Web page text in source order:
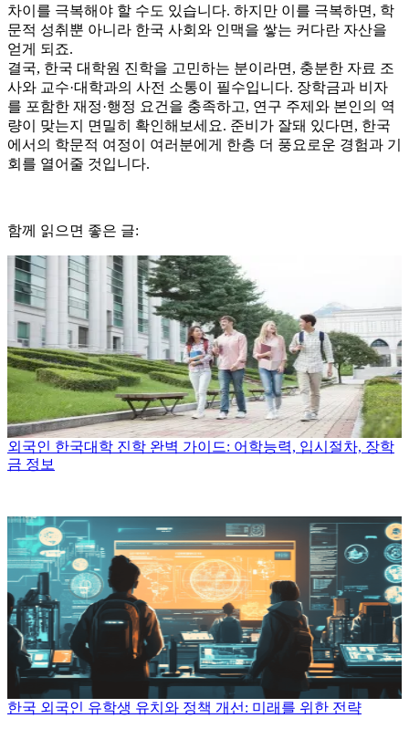
차이를 극복해야 할 수도 있습니다. 하지만 이를 극복하면, 학
문적 성취뿐 아니라 한국 사회와 인맥을 쌓는 커다란 자산을
얻게 되죠.
결국, 한국 대학원 진학을 고민하는 분이라면, 충분한 자료 조
사와 교수·대학과의 사전 소통이 필수입니다. 장학금과 비자
를 포함한 재정·행정 요건을 충족하고, 연구 주제와 본인의 역
량이 맞는지 면밀히 확인해보세요. 준비가 잘돼 있다면, 한국
에서의 학문적 여정이 여러분에게 한층 더 풍요로운 경험과 기
회를 열어줄 것입니다.
함께 읽으면 좋은 글:
외국인 한국대학 진학 완벽 가이드: 어학능력, 입시절차, 장학
금 정보
한국 외국인 유학생 유치와 정책 개선: 미래를 위한 전략